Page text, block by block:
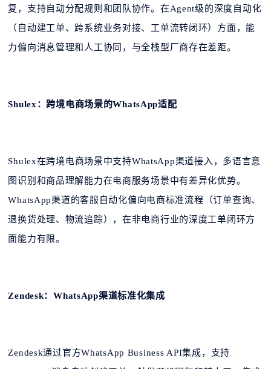
复，支持自动分配规则和团队协作。在Agent级的深度自动化
（自动建工单、跨系统业务对接、工单流转闭环）方面，能
力偏向消息管理和人工协同，与全栈型厂商存在差距。
Shulex：跨境电商场景的WhatsApp适配
Shulex在跨境电商场景中支持WhatsApp渠道接入，多语言意
图识别和商品理解能力在电商服务场景中有差异化优势。
WhatsApp渠道的客服自动化偏向电商标准流程（订单查询、
退换货处理、物流追踪），在非电商行业的深度工单闭环方
面能力有限。
Zendesk：WhatsApp渠道标准化集成
Zendesk通过官方WhatsApp Business API集成，支持